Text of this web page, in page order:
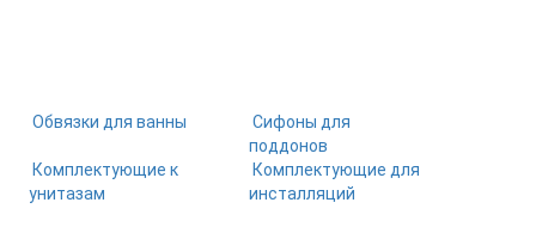
Обвязки для ванны
Сифоны для
поддонов
Комплектующие к
унитазам
Комплектующие для
инсталляций